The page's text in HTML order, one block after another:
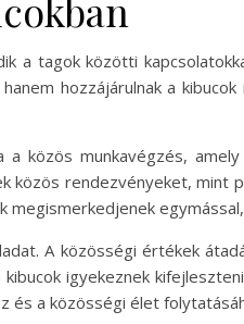
a tagok közötti
hozzájárulnak a
közös munkavégzés,
közös rendezvényeket,
megismerkedjenek
A közösségi értékek
igyekeznek
és a közösségi élet